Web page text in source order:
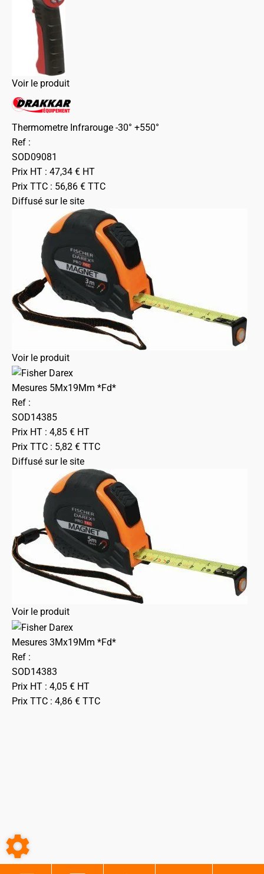
Voir le produit
Thermometre Infrarouge -30° +550°
Ref :
SOD09081
Prix HT : 47,34 € HT
Prix TTC : 56,86 € TTC
Diffusé sur le site
Voir le produit
Mesures 5Mx19Mm *Fd*
Ref :
SOD14385
Prix HT : 4,85 € HT
Prix TTC : 5,82 € TTC
Diffusé sur le site
Voir le produit
Mesures 3Mx19Mm *Fd*
Ref :
SOD14383
Prix HT : 4,05 € HT
Prix TTC : 4,86 € TTC